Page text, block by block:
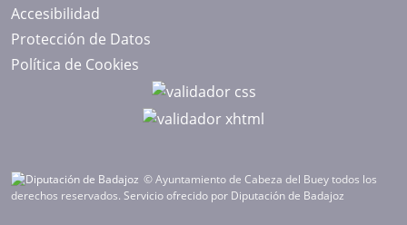
Accesibilidad
Protección de Datos
Política de Cookies
© Ayuntamiento de Cabeza del Buey todos los
derechos reservados. Servicio ofrecido por Diputación de Badajoz